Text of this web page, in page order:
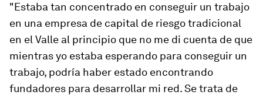
"Estaba tan concentrado en conseguir un trabajo
en una empresa de capital de riesgo tradicional
en el Valle al principio que no me di cuenta de que
mientras yo estaba esperando para conseguir un
trabajo, podría haber estado encontrando
fundadores para desarrollar mi red. Se trata de